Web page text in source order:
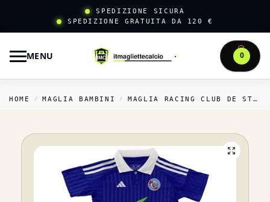
SPEDIZIONE SICURA
SPEDIZIONE GRATUITA DA 120 €
MENU 0
HOME / MAGLIA BAMBINI / MAGLIA RACING CLUB DE STRASBOURG BAMBINI